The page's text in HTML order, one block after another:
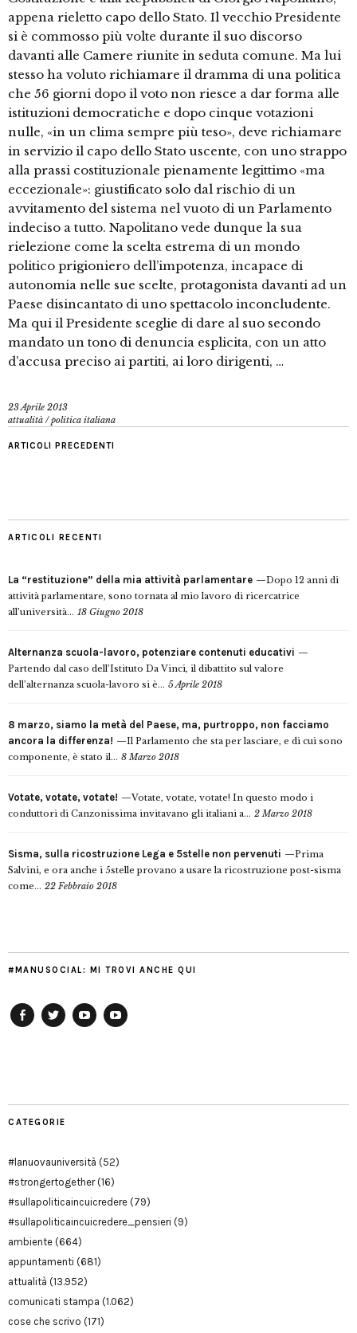
appena rieletto capo dello Stato. Il vecchio Presidente
si è commosso più volte durante il suo discorso
davanti alle Camere riunite in seduta comune. Ma lui
stesso ha voluto richiamare il dramma di una politica
che 56 giorni dopo il voto non riesce a dar forma alle
istituzioni democratiche e dopo cinque votazioni
nulle, «in un clima sempre più teso», deve richiamare
in servizio il capo dello Stato uscente, con uno strappo
alla prassi costituzionale pienamente legittimo «ma
eccezionale»: giustificato solo dal rischio di un
avvitamento del sistema nel vuoto di un Parlamento
indeciso a tutto. Napolitano vede dunque la sua
rielezione come la scelta estrema di un mondo
politico prigioniero dell’impotenza, incapace di
autonomia nelle sue scelte, protagonista davanti ad un
Paese disincantato di uno spettacolo inconcludente.
Ma qui il Presidente sceglie di dare al suo secondo
mandato un tono di denuncia esplicita, con un atto
d’accusa preciso ai partiti, ai loro dirigenti, …
23 Aprile 2013
attualità /politica italiana
ARTICOLI PRECEDENTI
ARTICOLI RECENTI
La “restituzione” della mia attività parlamentare
Dopo 12 anni di
attività parlamentare, sono tornata al mio lavoro di ricercatrice
all’università... 18 Giugno 2018
Alternanza scuola-lavoro, potenziare contenuti educativi
Partendo dal caso dell’Istituto Da Vinci, il dibattito sul valore
dell’alternanza scuola-lavoro si è... 5 Aprile 2018
8 marzo, siamo la metà del Paese, ma, purtroppo, non facciamo
ancora la differenza!
Il Parlamento che sta per lasciare, e di cui sono
componente, è stato il... 8 Marzo 2018
Votate, votate, votate!
Votate, votate, votate! In questo modo i
conduttori di Canzonissima invitavano gli italiani a... 2 Marzo 2018
Sisma, sulla ricostruzione Lega e 5stelle non pervenuti
Prima
Salvini, e ora anche i 5stelle provano a usare la ricostruzione post-sisma
come... 22 Febbraio 2018
#MANUSOCIAL: MI TROVI ANCHE QUI
CATEGORIE
#lanuovauniversità (52)
#strongertogether(16)
#sullapoliticaincuicredere (79)
#sullapoliticaincuicredere_pensieri (9)
ambiente (664)
appuntamenti (681)
attualità (13.952)
comunicati stampa (1.062)
cose che scrivo (171)